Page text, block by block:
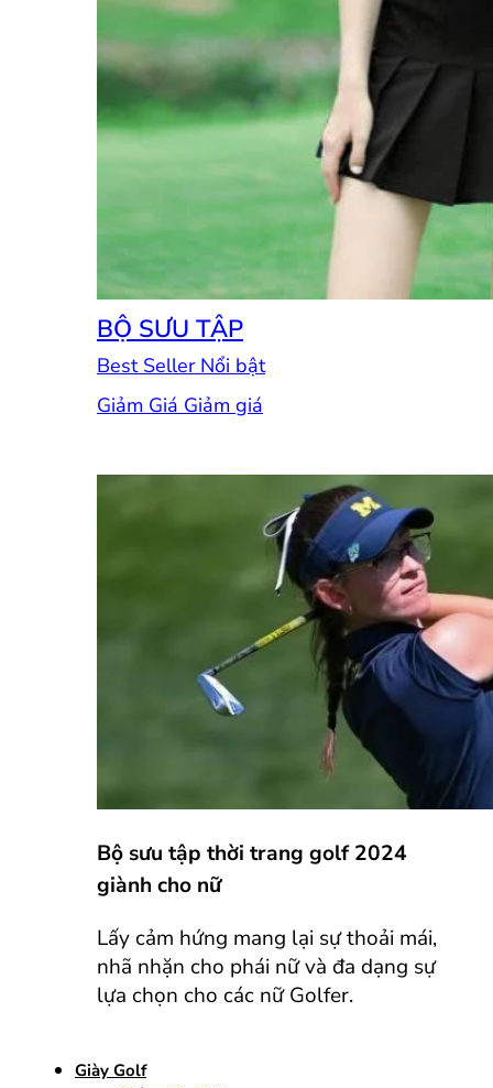
BỘ SƯU TẬP
Best Seller
Giảm Giá
Bộ sưu tập thời trang golf 2024
giành cho nữ
Lấy cảm hứng mang lại sự thoải mái,
nhã nhặn cho phái nữ và đa dạng sự
lựa chọn cho các nữ Golfer.
Giày Golf